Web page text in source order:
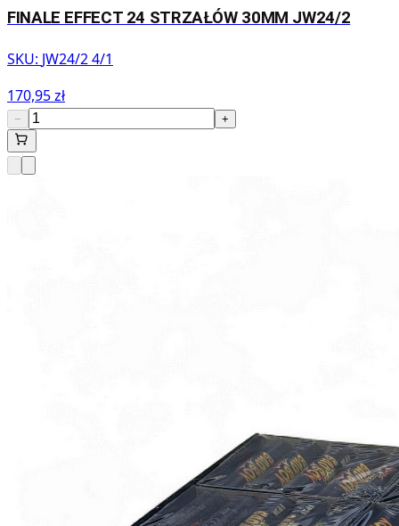
FINALE EFFECT 24 STRZAŁÓW 30MM JW24/2
SKU: JW24/2 4/1
170,95 zł
− +